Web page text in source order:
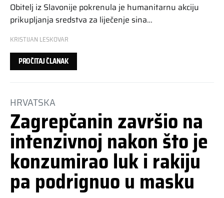
Obitelj iz Slavonije pokrenula je humanitarnu akciju
prikupljanja sredstva za liječenje sina…
KRISTIJAN LESKOVAR
PROČITAJ ČLANAK
HRVATSKA
Zagrepčanin završio na
intenzivnoj nakon što je
konzumirao luk i rakiju
pa podrignuo u masku